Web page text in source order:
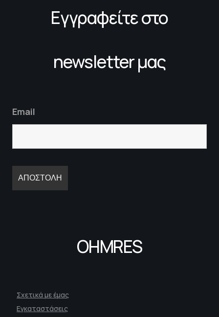
Εγγραφείτε στο
newsletter μας
Email
OHMRES
Σχετικά με έμας
Εγκαταστάσεις